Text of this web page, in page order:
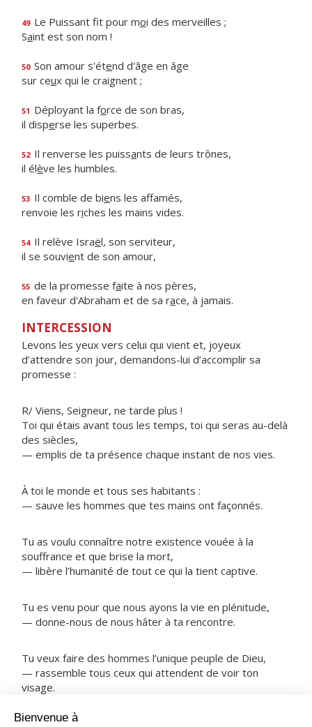
49 Le Puissant fit pour moi des merveilles ;
Saint est son nom !
50 Son amour s'étend d'âge en âge
sur ceux qui le craignent ;
51 Déployant la force de son bras,
il disperse les superbes.
52 Il renverse les puissants de leurs trônes,
il élève les humbles.
53 Il comble de biens les affamés,
renvoie les riches les mains vides.
54 Il relève Israël, son serviteur,
il se souvient de son amour,
55 de la promesse faite à nos pères,
en faveur d'Abraham et de sa race, à jamais.
INTERCESSION
Levons les yeux vers celui qui vient et, joyeux
d’attendre son jour, demandons-lui d’accomplir sa
promesse :
R/ Viens, Seigneur, ne tarde plus !
Toi qui étais avant tous les temps, toi qui seras au-delà
des siècles,
— emplis de ta présence chaque instant de nos vies.
À toi le monde et tous ses habitants :
— sauve les hommes que tes mains ont façonnés.
Tu as voulu connaître notre existence vouée à la
souffrance et que brise la mort,
— libère l’humanité de tout ce qui la tient captive.
Tu es venu pour que nous ayons la vie en plénitude,
— donne-nous de nous hâter à ta rencontre.
Tu veux faire des hommes l’unique peuple de Dieu,
— rassemble tous ceux qui attendent de voir ton
visage.